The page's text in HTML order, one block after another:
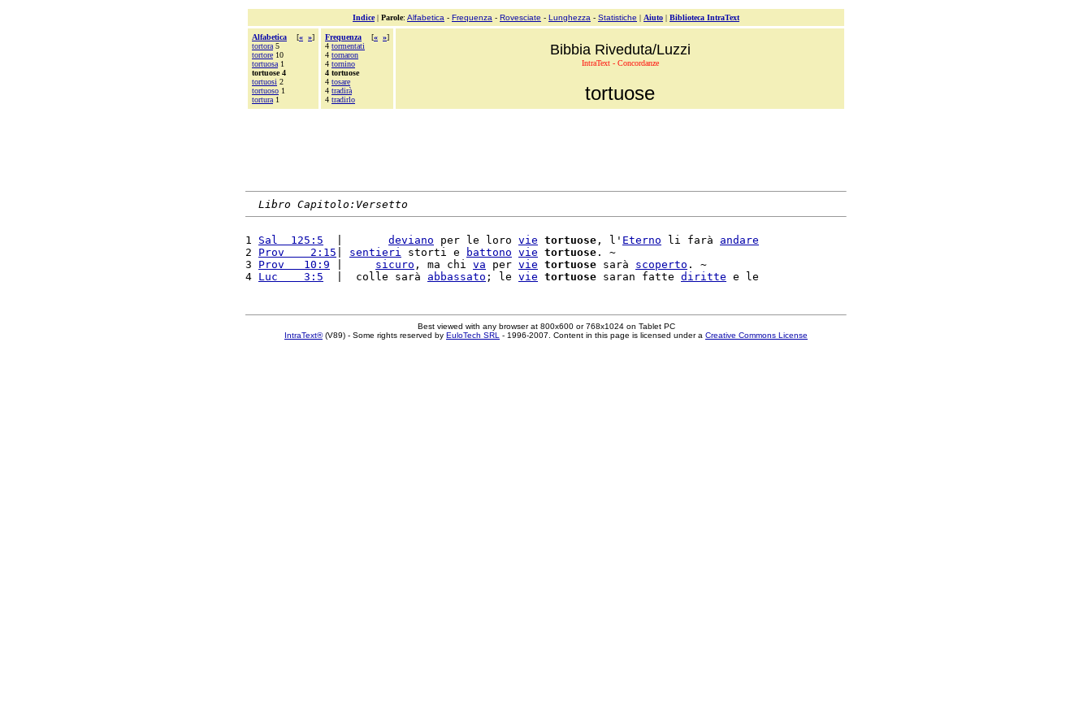
Indice| Parole: Alfabetica - Frequenza - Rovesciate - Lunghezza - Statistiche | Aiuto | Biblioteca IntraText
Alfabetica [« »]
tortora 5
tortore 10
tortuosa 1
tortuose 4
tortuosi 2
tortuoso 1
tortura 1
Frequenza [« »]
4 tormentati
4 tornaron
4 tornino
4 tortuose
4 tosare
4 tradirà
4 tradirlo
Bibbia Riveduta/Luzzi
IntraText - Concordanze
tortuose
Libro Capitolo:Versetto
1 Sal  125:5 deviano per le loro vie tortuose , l' Eterno li farà andare
2 Prov    2:15 sentieri storti e battono vie tortuose . ~
3 Prov   10:9 sicuro , ma chi va per vie tortuose sarà scoperto . ~
4 Luc    3:5
  |  colle sarà
abbassato ; le vie tortuose saran fatte diritte
Best viewed with any browser at 800x600 or 768x1024 on Tablet PC
IntraText®(V89) - Some rights reserved by EuloTech SRL - 1996-2007. Content in this page is licensed under a Creative Commons License